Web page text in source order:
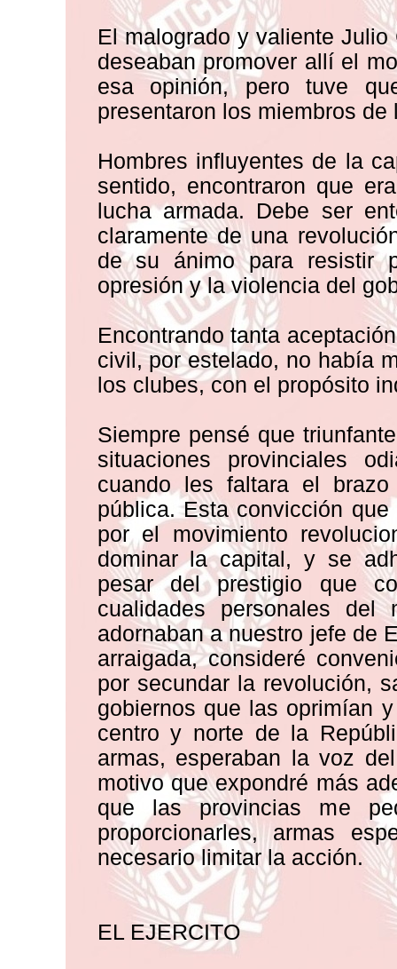
El malogrado y valiente
deseaban promover allí el
esa opinión, pero tuve
presentaron los miembros de
Hombres influyentes de la
sentido, encontraron que
lucha armada. Debe ser
claramente de una
de su ánimo para resistir
opresión y la violencia del
Encontrando tanta
civil, por estelado, no había
los clubes, con el propósito
Siempre pensé que
situaciones provinciales
cuando les faltara el
pública. Esta convicción
por el movimiento
dominar la capital, y se
pesar del prestigio que
cualidades personales
adornaban a nuestro jefe de
arraigada, consideré
por secundar la revolución,
gobiernos que las oprimían
centro y norte de la
armas, esperaban la voz
motivo que expondré más
que las provincias me
proporcionarles, armas
necesario limitar la acción.
EL EJERCITO